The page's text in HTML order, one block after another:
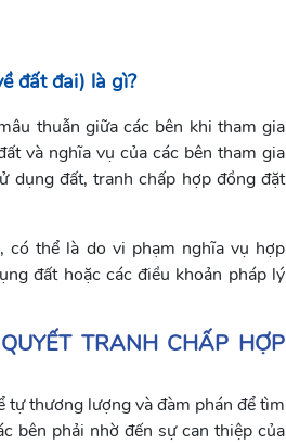
đất đai) là gì?
thuẫn giữa các bên khi tham gia
và nghĩa vụ của các bên tham gia
dụng đất, tranh chấp hợp đồng đặt
có thể là do vi phạm nghĩa vụ hợp
đất hoặc các điều khoản pháp lý
TRANH CHẤP HỢP
tự thương lượng và đàm phán để tìm
bên phải nhờ đến sự can thiệp của